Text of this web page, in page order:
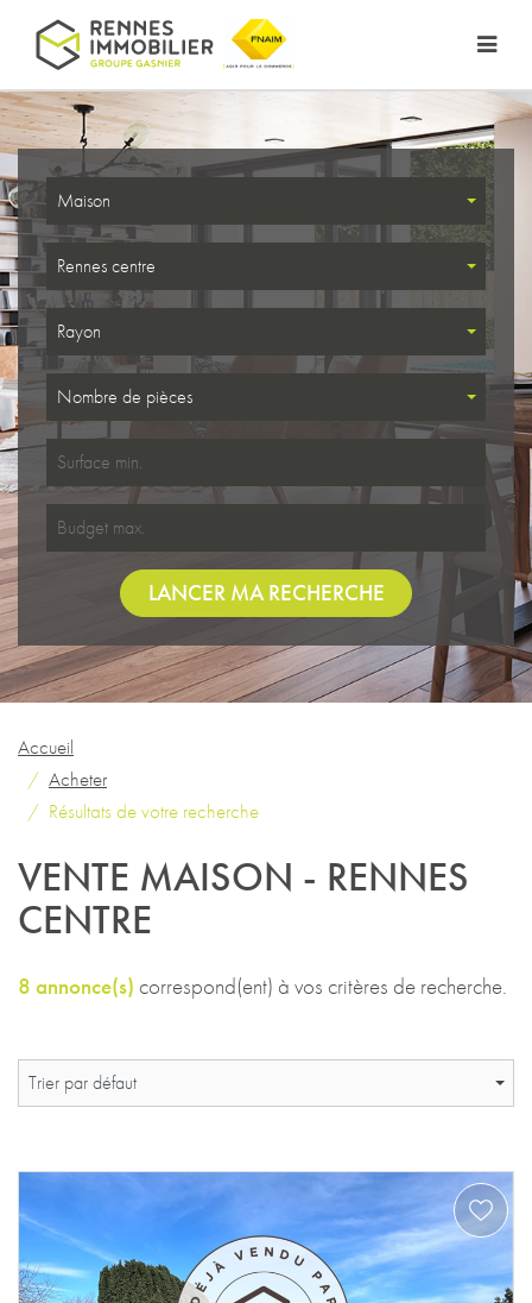
Maison
Rennes centre
Rayon
Nombre de pièces
LANCER MA RECHERCHE
Accueil
Acheter
Résultats de votre recherche
VENTE MAISON - RENNES
CENTRE
8 annonce(s) correspond(ent) à vos critères de recherche.
Trier par défaut